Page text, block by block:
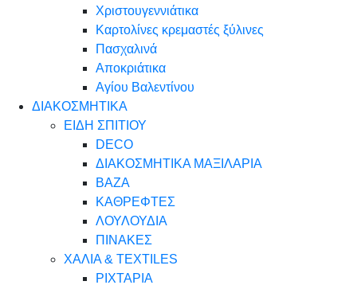
Χριστουγεννιάτικα
Καρτολίνες κρεμαστές ξύλινες
Πασχαλινά
Αποκριάτικα
Αγίου Βαλεντίνου
ΔΙΑΚΟΣΜΗΤΙΚΑ
ΕΙΔΗ ΣΠΙΤΙΟΥ
DECO
ΔΙΑΚΟΣΜΗΤΙΚΑ ΜΑΞΙΛΑΡΙΑ
ΒΑΖΑ
ΚΑΘΡΕΦΤΕΣ
ΛΟΥΛΟΥΔΙΑ
ΠΙΝΑΚΕΣ
ΧΑΛΙΑ & TEXTILES
ΡΙΧΤΑΡΙΑ